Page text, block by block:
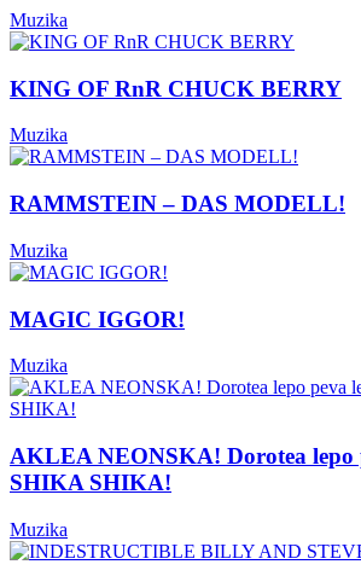
Muzika
KING OF RnR CHUCK BERRY
Muzika
RAMMSTEIN – DAS MODELL!
Muzika
MAGIC IGGOR!
Muzika
AKLEA NEONSKA! Dorotea lepo
SHIKA SHIKA!
Muzika